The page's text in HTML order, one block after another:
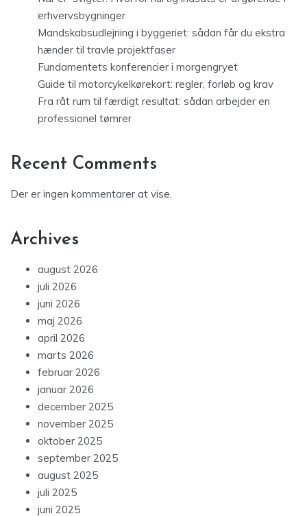
erhvervsbygninger
Mandskabsudlejning i byggeriet: sådan får du ekstra
hænder til travle projektfaser
Fundamentets konferencier i morgengryet
Guide til motorcykelkørekort: regler, forløb og krav
Fra råt rum til færdigt resultat: sådan arbejder en
professionel tømrer
Recent Comments
Der er ingen kommentarer at vise.
Archives
august 2026
juli 2026
juni 2026
maj 2026
april 2026
marts 2026
februar 2026
januar 2026
december 2025
november 2025
oktober 2025
september 2025
august 2025
juli 2025
juni 2025